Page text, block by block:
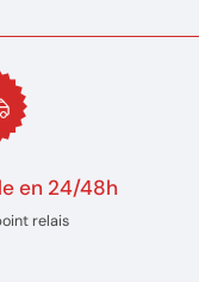
en 24/48h
relais